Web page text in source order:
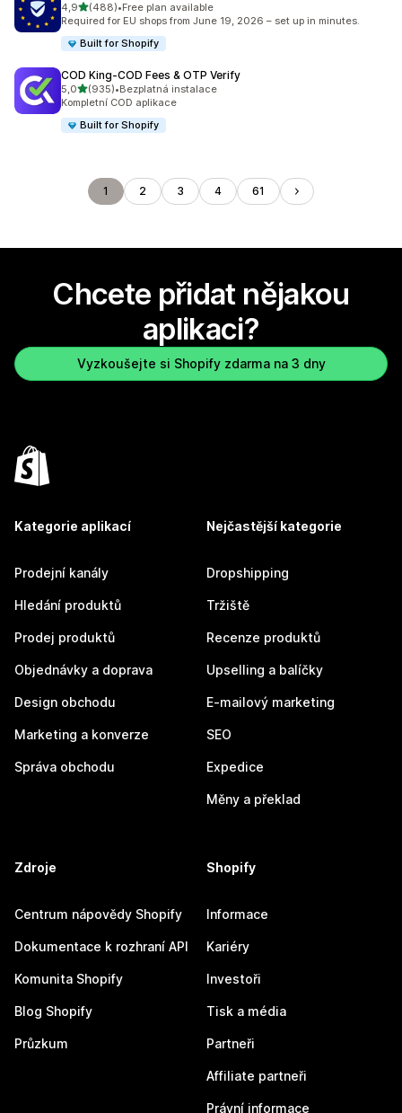
4,9z 5 hvězd
(488)
Celkový počet recenzí: 488
•Free plan available
Required for EU shops from June 19, 2026 – set up in minutes.
Built for Shopify
COD King‑COD Fees & OTP Verify
5,0z 5 hvězd
(935)
Celkový počet recenzí: 935
•Bezplatná instalace
Kompletní COD aplikace
Built for Shopify
1 2 3 4 61
Chcete přidat nějakou
aplikaci?
Vyzkoušejte si Shopify zdarma na 3 dny
Kategorie aplikací
Prodejní kanály
Hledání produktů
Prodej produktů
Objednávky a doprava
Design obchodu
Marketing a konverze
Správa obchodu
Nejčastější kategorie
Dropshipping
Tržiště
Recenze produktů
Upselling a balíčky
E-mailový marketing
SEO
Expedice
Měny a překlad
Zdroje
Centrum nápovědy Shopify
Dokumentace k rozhraní API
Komunita Shopify
Blog Shopify
Průzkum
Shopify
Informace
Kariéry
Investoři
Tisk a média
Partneři
Affiliate partneři
Právní informace